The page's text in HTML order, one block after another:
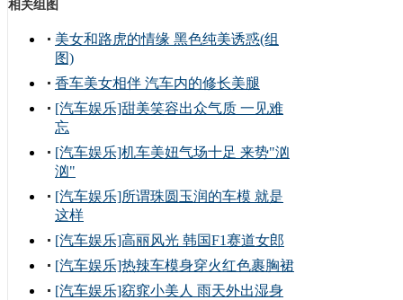
相关组图
美女和路虎的情缘 黑色纯美诱惑(组
图)
香车美女相伴 汽车内的修长美腿
[汽车娱乐]甜美笑容出众气质 一见难
忘
[汽车娱乐]机车美妞气场十足 来势"汹
汹"
[汽车娱乐]所谓珠圆玉润的车模 就是
这样
[汽车娱乐]高丽风光 韩国F1赛道女郎
[汽车娱乐]热辣车模身穿火红色裹胸裙
[汽车娱乐]窈窕小美人 雨天外出湿身